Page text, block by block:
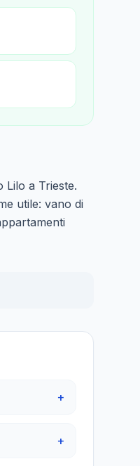
Lilo a Trieste.
utile: vano di
+
+